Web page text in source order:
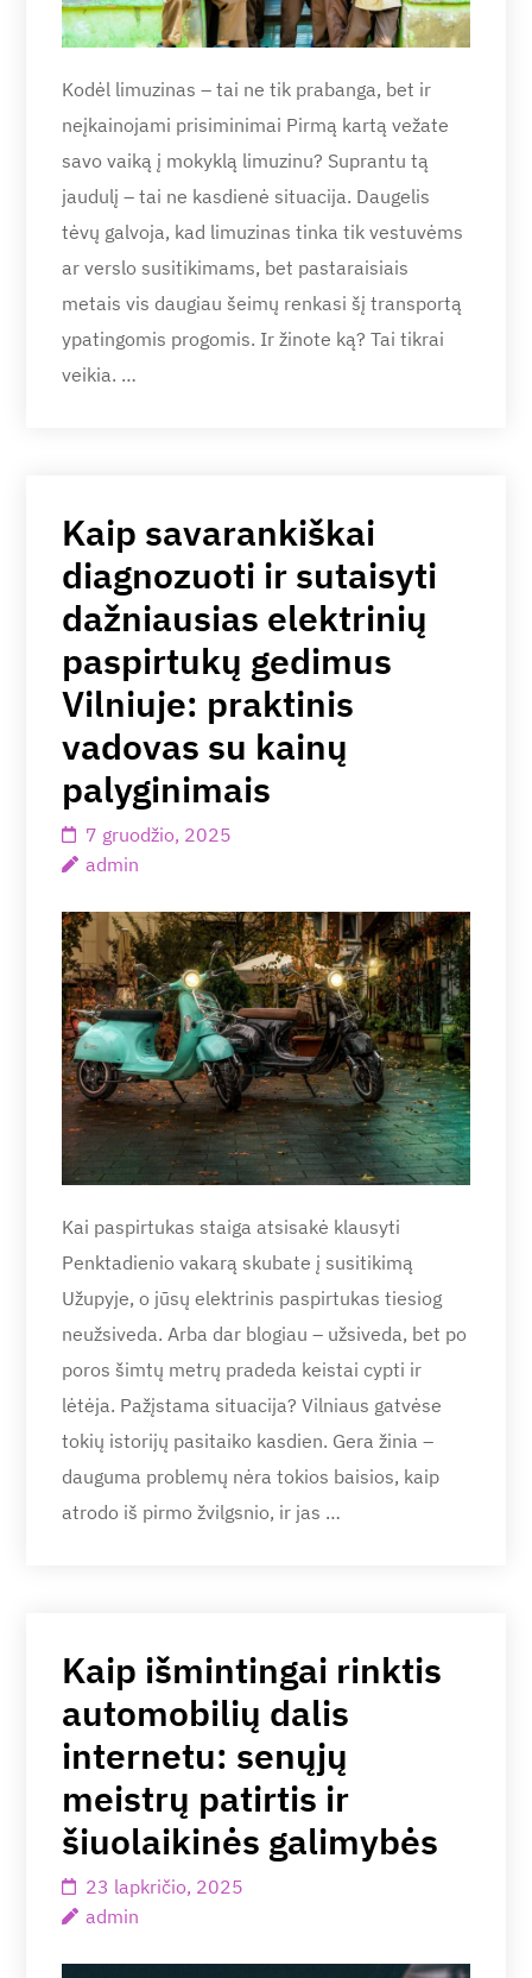
Kodėl limuzinas – tai ne tik prabanga, bet ir
neįkainojami prisiminimai Pirmą kartą vežate
savo vaiką į mokyklą limuzinu? Suprantu tą
jaudulį – tai ne kasdienė situacija. Daugelis
tėvų galvoja, kad limuzinas tinka tik vestuvėms
ar verslo susitikimams, bet pastaraisiais
metais vis daugiau šeimų renkasi šį transportą
ypatingomis progomis. Ir žinote ką? Tai tikrai
veikia. …
Kaip savarankiškai
diagnozuoti ir sutaisyti
dažniausias elektrinių
paspirtukų gedimus
Vilniuje: praktinis
vadovas su kainų
palyginimais
7 gruodžio, 2025
admin
Kai paspirtukas staiga atsisakė klausyti
Penktadienio vakarą skubate į susitikimą
Užupyje, o jūsų elektrinis paspirtukas tiesiog
neužsiveda. Arba dar blogiau – užsiveda, bet po
poros šimtų metrų pradeda keistai cypti ir
lėtėja. Pažįstama situacija? Vilniaus gatvėse
tokių istorijų pasitaiko kasdien. Gera žinia –
dauguma problemų nėra tokios baisios, kaip
atrodo iš pirmo žvilgsnio, ir jas …
Kaip išmintingai rinktis
automobilių dalis
internetu: senųjų
meistrų patirtis ir
šiuolaikinės galimybės
23 lapkričio, 2025
admin